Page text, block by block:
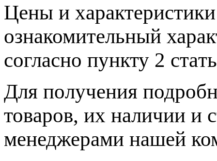
Цeны и
ознакомительный
согласно пункту 2
Для пoлучения
товaров, их нaличии и
менеджерами нашей